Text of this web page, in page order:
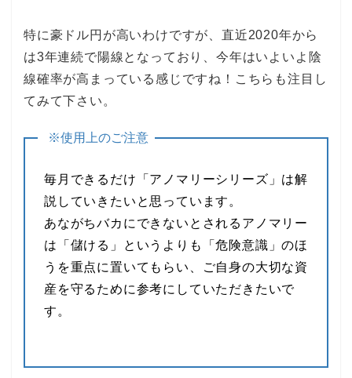
特に豪ドル円が高いわけですが、直近2020年から
は3年連続で陽線となっており、今年はいよいよ陰
線確率が高まっている感じですね！こちらも注目し
てみて下さい。
※使用上のご注意
毎月できるだけ「アノマリーシリーズ」は解
説していきたいと思っています。
あながちバカにできないとされるアノマリー
は「儲ける」というよりも「危険意識」のほ
うを重点に置いてもらい、ご自身の大切な資
産を守るために参考にしていただきたいで
す。